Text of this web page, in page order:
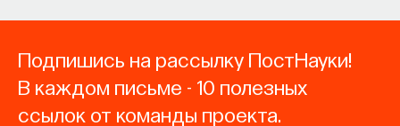
Подпишись на рассылку ПостНауки!
В каждом письме - 10 полезных
ссылок от команды проекта.